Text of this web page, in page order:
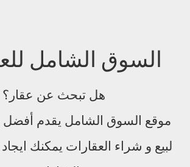
السوق الشامل
هل تبحث عن عقار؟
موقع السوق الشامل يقدم أفضل
لبيع و شراء العقارات يمكنك